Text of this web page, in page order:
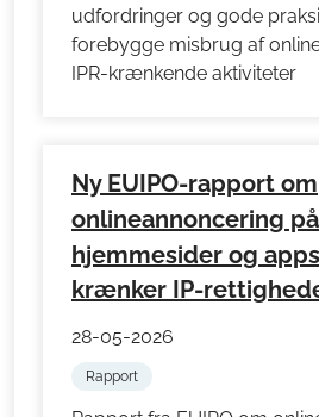
udfordringer og gode
forebygge misbrug af
IPR-krænkende aktiviteter
Ny EUIPO-rapport om
onlineannoncering på
hjemmesider og
krænker IP-
28-05-2026
Rapport